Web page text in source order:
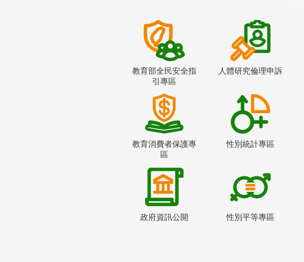
教育部全民安全指
引專區
人體研究倫理申訴
教育消費者保護專
區
性別統計專區
政府資訊公開 性別平等專區